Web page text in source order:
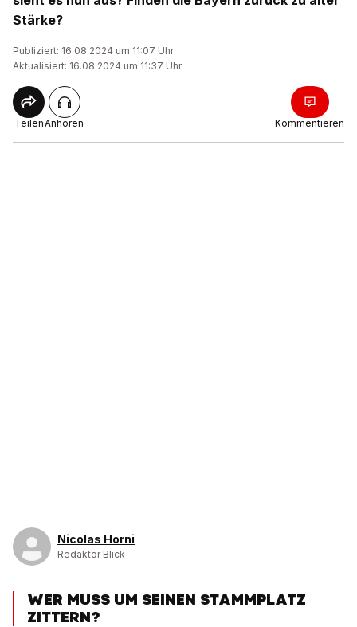
Stärke?
Publiziert: 16.08.2024 um 11:07 Uhr
Aktualisiert: 16.08.2024 um 11:37 Uhr
TeilenAnhören Kommentieren
Nicolas Horni
Redaktor Blick
WER MUSS UM SEINEN STAMMPLATZ
ZITTERN?